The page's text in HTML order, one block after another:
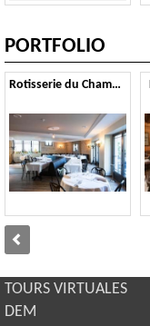
PORTFOLIO
Rotisserie du Chambertin – Gevrey Chambertin
TOURS VIRTUALES
DEM